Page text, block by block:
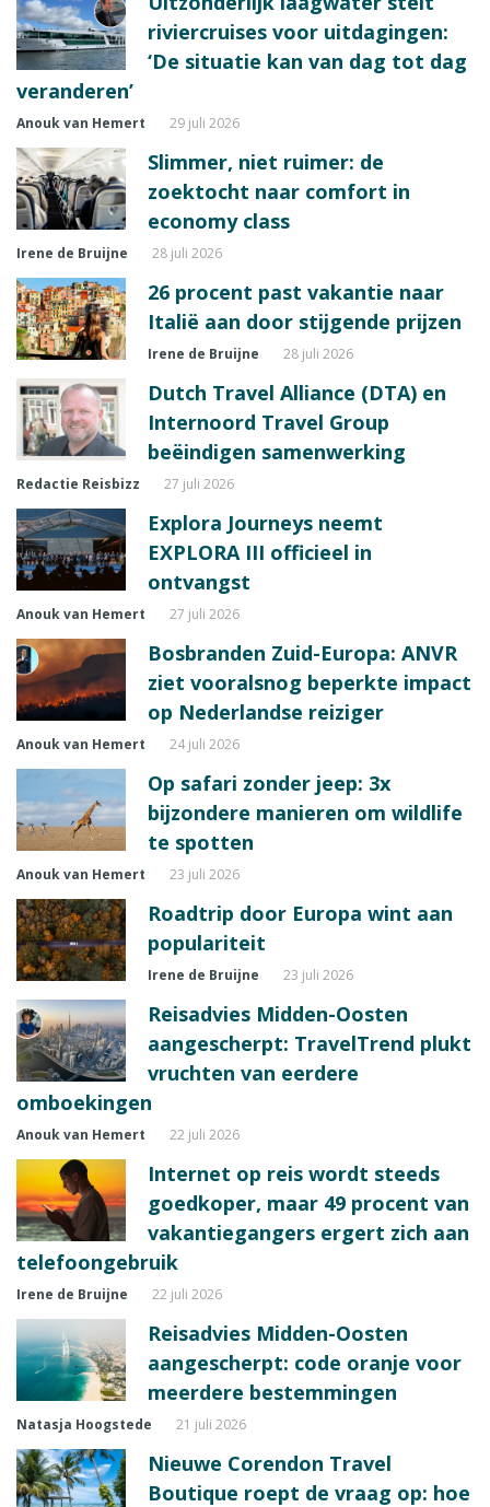
riviercruises voor uitdagingen:
‘De situatie kan van dag tot dag
veranderen’
Anouk van Hemert 29 juli 2026
Slimmer, niet ruimer: de
zoektocht naar comfort in
economy class
Irene de Bruijne 28 juli 2026
26 procent past vakantie naar
Italië aan door stijgende prijzen
Irene de Bruijne 28 juli 2026
Dutch Travel Alliance (DTA) en
Internoord Travel Group
beëindigen samenwerking
Redactie Reisbizz 27 juli 2026
Explora Journeys neemt
EXPLORA III officieel in
ontvangst
Anouk van Hemert 27 juli 2026
Bosbranden Zuid-Europa: ANVR
ziet vooralsnog beperkte impact
op Nederlandse reiziger
Anouk van Hemert 24 juli 2026
Op safari zonder jeep: 3x
bijzondere manieren om wildlife
te spotten
Anouk van Hemert 23 juli 2026
Roadtrip door Europa wint aan
populariteit
Irene de Bruijne 23 juli 2026
Reisadvies Midden-Oosten
aangescherpt: TravelTrend plukt
vruchten van eerdere
omboekingen
Anouk van Hemert 22 juli 2026
Internet op reis wordt steeds
goedkoper, maar 49 procent van
vakantiegangers ergert zich aan
telefoongebruik
Irene de Bruijne 22 juli 2026
Reisadvies Midden-Oosten
aangescherpt: code oranje voor
meerdere bestemmingen
Natasja Hoogstede 21 juli 2026
Nieuwe Corendon Travel
Boutique roept de vraag op: hoe